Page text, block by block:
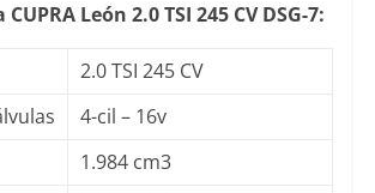
León 2.0 TSI 245 CV DSG-7:
2.0 TSI 245 CV
4-cil – 16v
1.984 cm3